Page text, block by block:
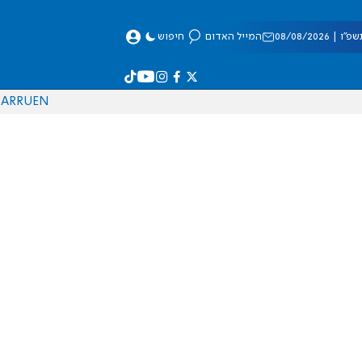
08/2026 המייל האדום חיפוש
EN
RU
AR